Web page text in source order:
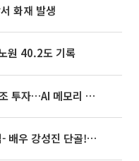
화재 발생
원 40.2도 기록
SK하이닉스, 용인·청주에 54조 투자…AI 메모리 생산기지 키운다
'2TV 생생정보' 오늘방송맛집- 배우 강성진 단골! 쌀국수ㆍ푸팟퐁 커리 맛집 '블○○○'